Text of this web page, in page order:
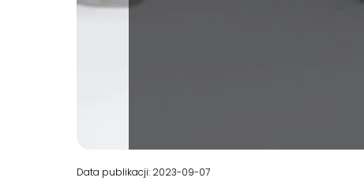
Data publikacji: 2023-09-07